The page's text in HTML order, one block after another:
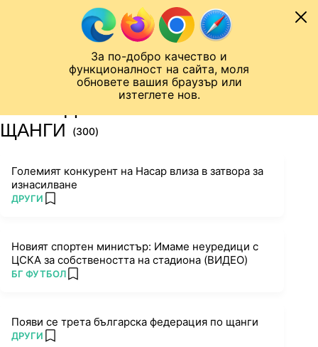
За по-добро качество и
функционалност на сайта, моля
обновете вашия браузър или
изтеглете нов.
Към съдържанието
Лига на Конференциите
ЩАНГИ
(300)
Големият конкурент на Насар влиза в затвора за
изнасилване
ПОВЕЧЕ ОТ
ДРУГИ add favorites
Новият спортен министър: Имаме неуредици с
ЦСКА за собствеността на стадиона (ВИДЕО)
ПОВЕЧЕ ОТ
БГ ФУТБОЛ add favorites
Появи се трета българска федерация по щанги
ПОВЕЧЕ ОТ
ДРУГИ add favorites